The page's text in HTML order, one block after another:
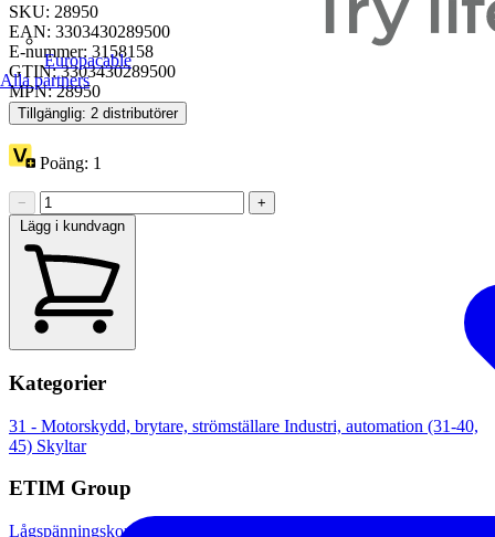
Europacable
Alla partners
SKU: 28950
EAN: 3303430289500
E-nummer: 3158158
GTIN: 3303430289500
MPN: 28950
Tillgänglig: 2 distributörer
Poäng: 1
−
+
Lägg i kundvagn
Kategorier
31 - Motorskydd, brytare, strömställare Industri, automation (31-40,
45) Skyltar
ETIM Group
Lågspänningskomponenter (industri)